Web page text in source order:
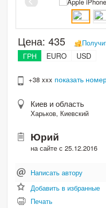
Цена: 435
ГРН EURO USD
+38 xxx показать
Киев и область
Харьков, Киевский
Юрий
на сайте с 25.12.2016
Написать автору
Добавить в избранные
Печать